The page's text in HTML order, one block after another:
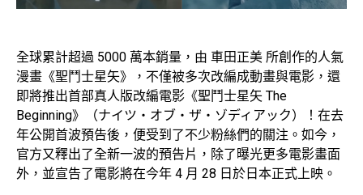
全球累計超過 5000 萬本銷量，由 車田正美 所創作的人氣
漫畫《聖鬥士星矢》，不僅被多次改編成動畫與電影，還
即將推出首部真人版改編電影《聖鬥士星矢 The
Beginning》（ナイツ・オブ・ザ・ゾディアック）！在去
年公開首波預告後，便受到了不少粉絲們的關注。如今，
官方又釋出了全新一波的預告片，除了曝光更多電影畫面
外，並宣告了電影將在今年 4 月 28 日於日本正式上映。